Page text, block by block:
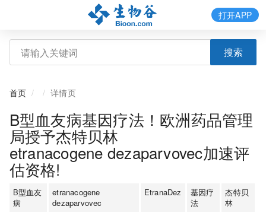
搜索
打开APP
首页 详情页
B型血友病基因疗法！欧洲药品管理
局授予杰特贝林
etranacogene dezaparvovec加速评
估资格!
B型血友
病
etranacogene
dezaparvovec
EtranaDez
基因疗
法
杰特贝
林